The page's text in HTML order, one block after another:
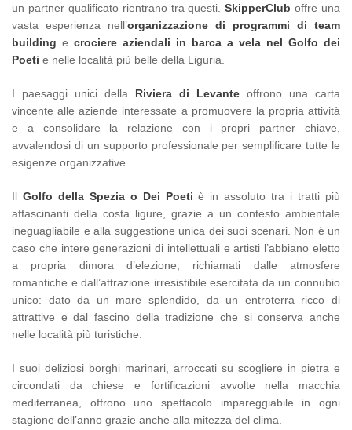
un partner qualificato rientrano tra questi.SkipperClub offre una
vasta esperienza nell’organizzazione di programmi di team
building e crociere aziendali in barca a vela nel Golfo dei
Poeti e nelle località più belle della Liguria.
I paesaggi unici della Riviera di Levante offrono una carta
vincente alle aziende interessate a promuovere la propria attività
e a consolidare la relazione con i propri partner chiave,
avvalendosi di un supporto professionale per semplificare tutte le
esigenze organizzative.
Il Golfo della Spezia o Dei Poetiè in assoluto tra i tratti più
affascinanti della costa ligure, grazie a un contesto ambientale
ineguagliabile e alla suggestione unica dei suoi scenari. Non è un
caso che intere generazioni di intellettuali e artisti l’abbiano eletto
a propria dimora d’elezione, richiamati dalle atmosfere
romantiche e dall’attrazione irresistibile esercitata da un connubio
unico: dato da un mare splendido, da un entroterra ricco di
attrattive e dal fascino della tradizione che si conserva anche
nelle località più turistiche.
I suoi deliziosi borghi marinari, arroccati su scogliere in pietra e
circondati da chiese e fortificazioni avvolte nella macchia
mediterranea, offrono uno spettacolo impareggiabile in ogni
stagione dell’anno grazie anche alla mitezza del clima.